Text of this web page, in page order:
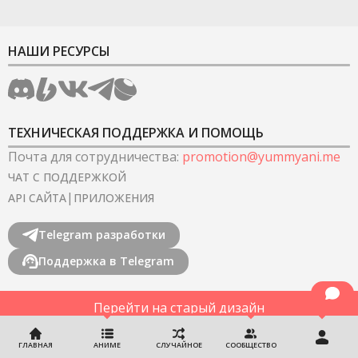
ГЛАВНАЯ АНИМЕ СЛУЧАЙНОЕ СООБЩЕСТВО
НАШИ РЕСУРСЫ
ТЕХНИЧЕСКАЯ ПОДДЕРЖКА И ПОМОЩЬ
Почта для сотрудничества: promotion@yummyani.me
ЧАТ С ПОДДЕРЖКОЙ
API САЙТА| ПРИЛОЖЕНИЯ
Telegram разработки
Поддержка в Telegram
Перейти на старый дизайн
©2022-2026YummyAnime.Все права защищены